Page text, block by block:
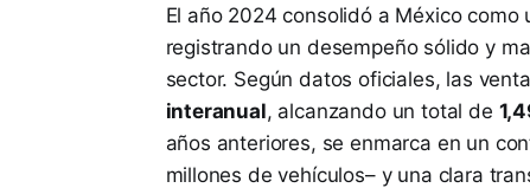
El año 2024 consolidó a México
registrando un desempeño sólido y
sector. Según datos oficiales, las
interanual, alcanzando un total de
años anteriores, se enmarca en un
millones de vehículos– y una clara